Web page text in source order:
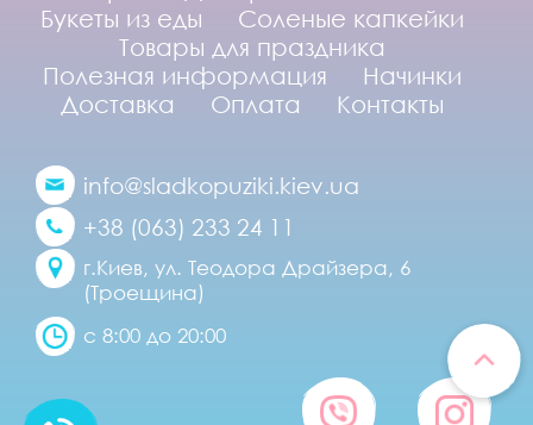
Букеты из еды
Соленые капкейки
Товары для праздника
Полезная информация
Начинки
Доставка
Оплата Контакты
info@sladkopuziki.kiev.ua
+38 (063) 233 24 11
г.Киев, ул. Теодора Драйзера, 6
(Троещина)
с 8:00 до 20:00